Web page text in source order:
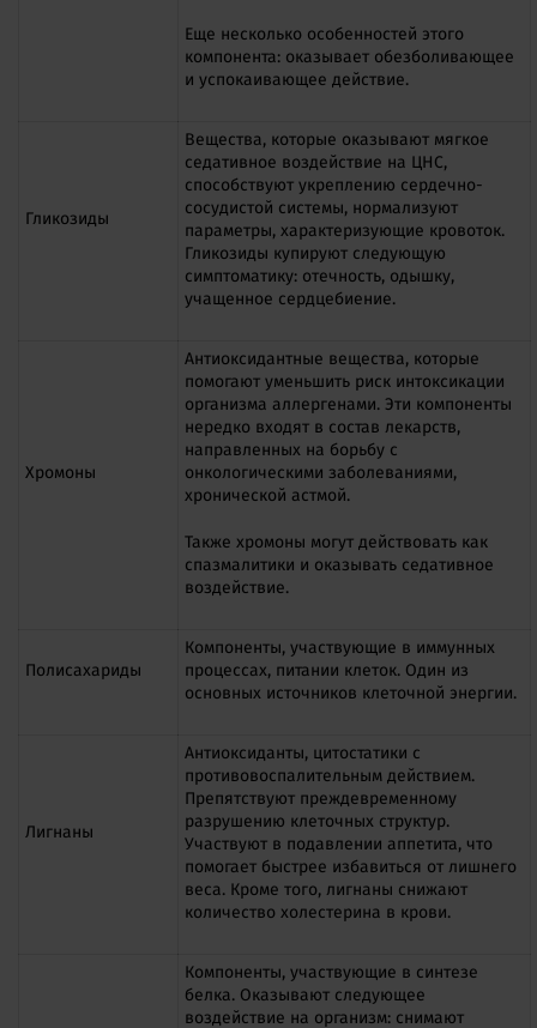
Еще несколько особенностей этого
компонента: оказывает обезболивающее
и успокаивающее действие.
Гликозиды
Вещества, которые оказывают мягкое
седативное воздействие на ЦНС,
способствуют укреплению сердечно-
сосудистой системы, нормализуют
параметры, характеризующие кровоток.
Гликозиды купируют следующую
симптоматику: отечность, одышку,
учащенное сердцебиение.
Хромоны
Антиоксидантные вещества, которые
помогают уменьшить риск интоксикации
организма аллергенами. Эти компоненты
нередко входят в состав лекарств,
направленных на борьбу с
онкологическими заболеваниями,
хронической астмой.
Также хромоны могут действовать как
спазмалитики и оказывать седативное
воздействие.
Полисахариды
Компоненты, участвующие в иммунных
процессах, питании клеток. Один из
основных источников клеточной энергии.
Лигнаны
Антиоксиданты, цитостатики с
противовоспалительным действием.
Препятствуют преждевременному
разрушению клеточных структур.
Участвуют в подавлении аппетита, что
помогает быстрее избавиться от лишнего
веса. Кроме того, лигнаны снижают
количество холестерина в крови.
Компоненты, участвующие в синтезе
белка. Оказывают следующее
воздействие на организм: снимают